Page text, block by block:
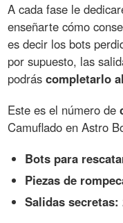
A cada fase le
enseñarte cómo
es decir los bots
por supuesto, las
podráscompletarlo
Este es el número de
Camuflado en Astro
Bots para
Piezas de
Salidas secretas: